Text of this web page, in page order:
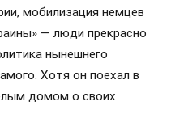
мобилизация немцев
— люди прекрасно
нынешнего
Хотя он поехал в
домом о своих